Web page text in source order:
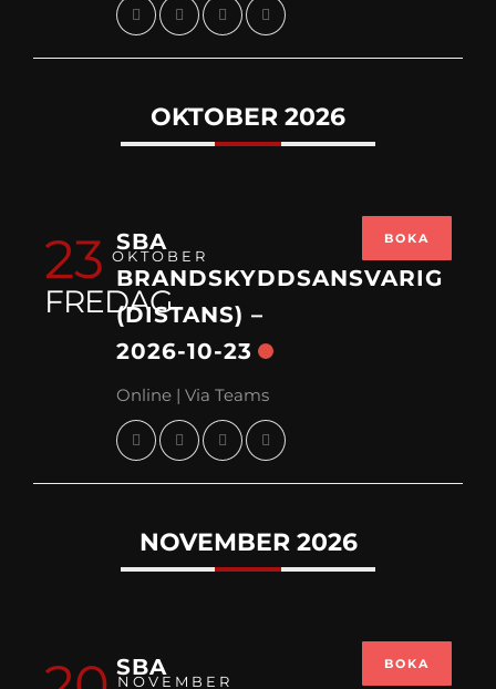
OKTOBER 2026
23 OKTOBER
FREDAG
SBA
BRANDSKYDDSANSVARIG
(DISTANS) –
2026-10-23
Online | Via Teams
BOKA
NOVEMBER 2026
NOVEMBER
SBA BOKA